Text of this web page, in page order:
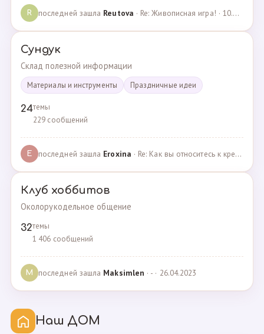
R последней зашла Reutova · Re: Живописная игра! · 10.12.2020
Сундук
Склад полезной информации
Материалы и инструменты Праздничные идеи
24темы
229 сообщений
E последней зашла Eroxina · Re: Как вы относитесь к кредитам? · 06.04.2025
Клуб хоббитов
Околорукодельное общение
32темы
1 406 сообщений
M последней зашла Maksimlen · - · 26.04.2023
Наш ДОМ